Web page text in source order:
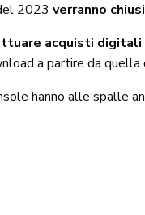
2023verranno
acquisti
a partire da quella
hanno alle spalle